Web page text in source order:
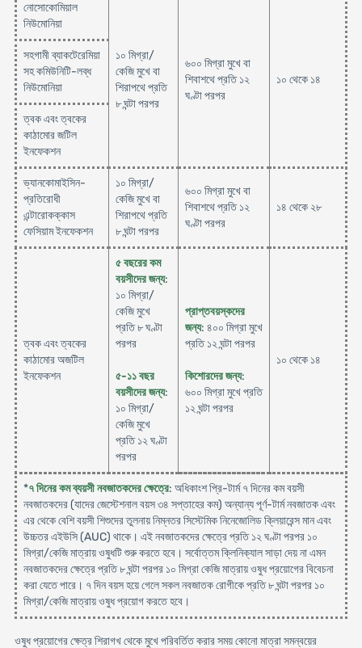
নোসোকোমিয়াল
নিউমোনিয়া
১০ মিগ্রা/
কেজি মুখে বা
শিরাপথে প্রতি
৮ ঘন্টা পরপর
৬০০ মিগ্রা মুখে বা
শিবাশথে প্রতি ১২
ঘণ্টা পরপর
১০ থেকে ১৪
সহগামী ব্যাকটেরেমিয়া
সহ কমিউনিটি-লব্ধ
নিউমোনিয়া
ত্বক এবং ত্বকের
কাঠামোর জটিল
ইনফেকশন
ভ্যানকোমাইসিন-
প্রতিরোধী
এন্টারোকক্কাস
ফেসিয়াম ইনফেকশন
১০ মিগ্রা/
কেজি মুখে বা
শিরাপথে প্রতি
৮ ঘন্টা পরপর
৬০০ মিগ্রা মুখে বা
শিবাশথে প্রতি ১২
ঘণ্টা পরপর
১৪ থেকে ২৮
ত্বক এবং ত্বকের
কাঠামোর অজটিল
ইনফেকশন
৫ বছরের কম
বয়সীদের জন্য:
১০ মিগ্রা/
কেজি মুখে
প্রতি ৮ ঘণ্টা
পরপর
৫-১১ বছর
বয়সীদের জন্য:
১০ মিগ্রা/
কেজি মুখে
প্রতি ১২ ঘণ্টা
পরপর
প্রাপ্তবয়স্কদের
জন্য: ৪০০ মিগ্রা মুখে
প্রতি ১২ ঘন্টা পরপর
কিশোরদের জন্য:
৬০০ মিগ্রা মুখে প্রতি
১২ ঘন্টা পরপর
১০ থেকে ১৪
*৭ দিনের কম ব্যয়সী নবজাতকদের ক্ষেত্রে: অধিকাংশ প্রি-টার্ম ৭ দিনের কম বয়সী
নবজাতকদের (যাদের জেস্টেশনাল বয়স ৩৪ সপ্তাহের কম) অন্যান্য পূর্ণ-টার্ম নবজাতক এবং
এর থেকে বেশি বয়সী শিশুদের তুলনায় নিম্নতর সিস্টেমিক নিনেজোলিড ক্লিয়ারেন্স মান এবং
উচ্চতর এইউসি (AUC) থাকে। এই নবজাতকদের ক্ষেত্রে প্রতি ১২ ঘণ্টা পরপর ১০
মিগ্রা/কেজি মাত্রায় ওষুধটি শুরু করতে হবে। সর্বোত্তম ক্লিনিক্যাল সাড়া দেয় না এমন
নবজাতকদের ক্ষেত্রে প্রতি ৮ ঘন্টা পরপর ১০ মিগ্রা কেজি মাত্রায় ওষুধ প্রয়োগের বিবেচনা
করা যেতে পারে। ৭ দিন বয়স হয়ে গেলে সকল নবজাতক রোগীকে প্রতি ৮ ঘন্টা পরপর ১০
মিগ্রা/কেজি মাত্রায় ওষুধ প্রয়োগ করতে হবে।
ওষুধ প্রয়োগের ক্ষেত্র শিরাগখ থেকে মুখে পরিবর্তিত করার সময় কোনো মাত্রা সমন্বয়ের